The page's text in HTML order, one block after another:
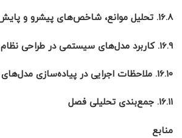
16.8. تحلیل موانع، شاخص‌های پیشرو و پایش کنترل‌های حیاتی
16.9. کاربرد مدل‌های سیستمی در طراحی نظام پایش عملکرد
16.10. ملاحظات اجرایی در پیاده‌سازی مدل‌های سیستمی
16.11. جمع‌بندی تحلیلی فصل
منابع